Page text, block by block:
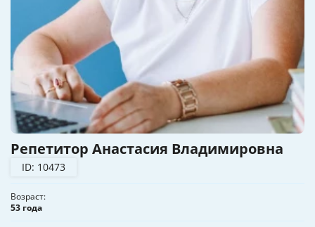
Репетитор Анастасия Владимировна
ID: 10473
Возраст
53 года